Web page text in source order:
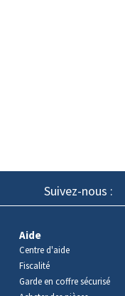
Suivez-nous :
Aide
Centre d'aide
Fiscalité
Garde en coffre sécurisé